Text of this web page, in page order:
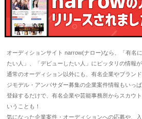
オーディションサイト narrow(ナロー)なら、「有名
たい人」、「デビューしたい人」にピッタリの情報が
通常のオーディション以外にも、有名企業やブラン
ジモデル・アンバサダー募集の企業案件情報もいっぱ
登録するだけで、有名企業や芸能事務所からスカウ
いうことも！
気になった企業案件・オーディションへの応募や、